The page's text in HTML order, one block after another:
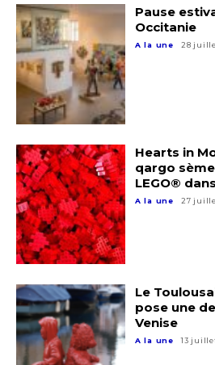
J'accepte lestermes et
* Champ obligatoire
Prénom
Statut / Organisation
* Champ obligatoire
Pause
Occitanie
A la une 28
Hearts in
qargo
LEGO®
A la une 27
Le
pose une
Venise
A la une 13